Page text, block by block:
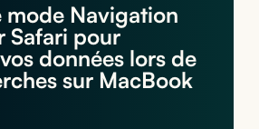
mode Navigation
Safari pour
données lors de
sur MacBook